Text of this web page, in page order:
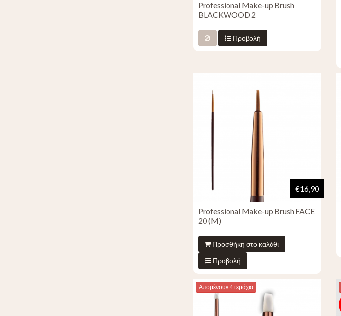
Professional Make-up Brush
BLACKWOOD 2
Προβολή
Professional Make-up Brush FACE
20 (M)
€16,90
Προσθήκη στο καλάθι
Προβολή
Απομένουν 4 τεμάχια